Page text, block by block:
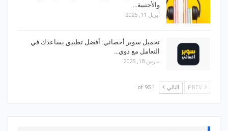
والأجنبية…
أبريل 11, 2025
تحميل سوبر أخصائي: أفضل تطبيق يساعدك في
التعامل مع ذوي…
مارس 18, 2025
التالي 1 of 95